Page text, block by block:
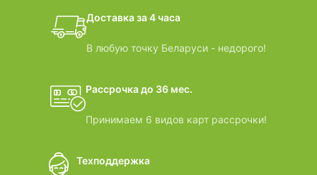
дачные домики
ВИДЕООБЗОРЫ
Доставка за 4 часа
В любую точку Беларуси - недорого!
Рассрочка до 36 мес.
Принимаем 6 видов карт рассрочки!
Техподдержка